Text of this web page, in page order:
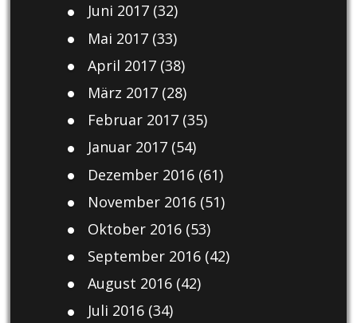
Juni 2017(32)
Mai 2017(33)
April 2017(38)
März 2017(28)
Februar 2017(35)
Januar 2017(54)
Dezember 2016(61)
November 2016(51)
Oktober 2016(53)
September 2016(42)
August 2016(42)
Juli 2016(34)